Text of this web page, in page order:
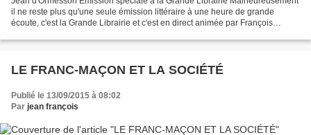
il ne reste plus qu'une seule émission littéraire à une heure de grande
écoute, c'est la Grande Librairie et c'est en direct animée par François
LE FRANC-MAÇON ET LA SOCIÉTÉ
Publié le 13/09/2015 à 08:02
Par jean françois